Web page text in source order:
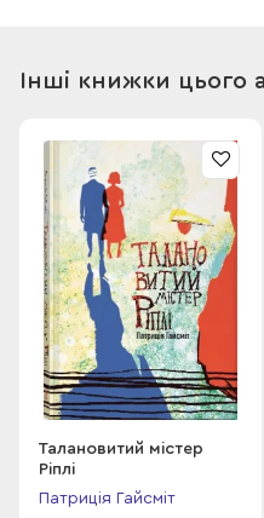
Інші книжки цього
Талановитий містер
Ріплі
Патриція Гайсміт